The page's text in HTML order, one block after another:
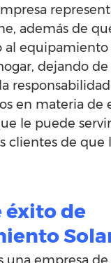
además de
al equipamiento
dejando
en materia de
le puede
clientes de que
éxito de